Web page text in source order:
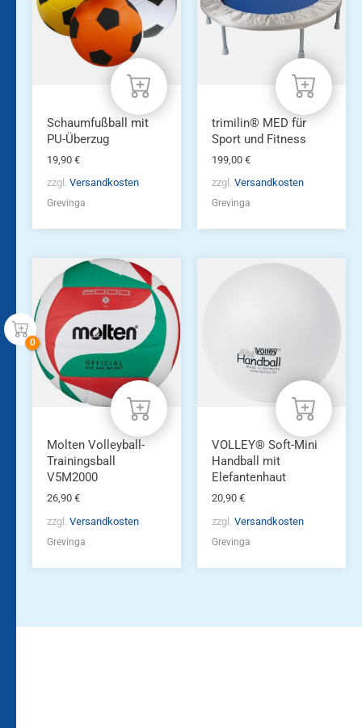
Schaumfußball mit
PU-Überzug
19,90 €
zzgl. Versandkosten
Grevinga
trimilin® MED für
Sport und Fitness
199,00 €
zzgl. Versandkosten
Grevinga
Molten Volleyball-
Trainingsball
V5M2000
26,90 €
zzgl. Versandkosten
Grevinga
VOLLEY® Soft-Mini
Handball mit
Elefantenhaut
20,90 €
zzgl. Versandkosten
Grevinga